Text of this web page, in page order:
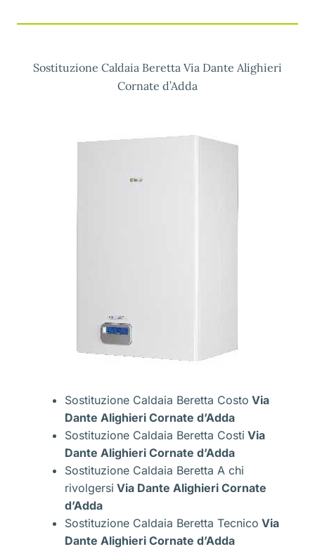
Sostituzione Caldaia Beretta Via Dante Alighieri
Cornate d’Adda
Sostituzione Caldaia Beretta Costo Via
Dante Alighieri Cornate d’Adda
Sostituzione Caldaia Beretta Costi Via
Dante Alighieri Cornate d’Adda
Sostituzione Caldaia Beretta A chi
rivolgersi Via Dante Alighieri Cornate
d’Adda
Sostituzione Caldaia Beretta Tecnico Via
Dante Alighieri Cornate d’Adda